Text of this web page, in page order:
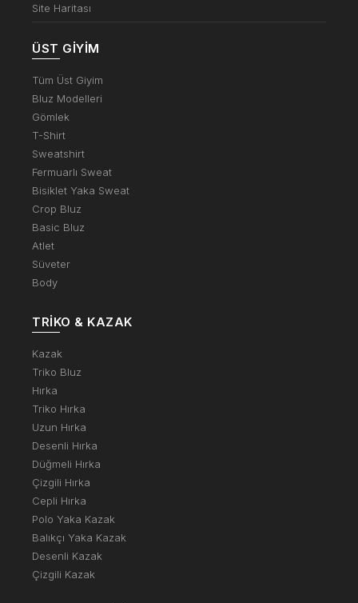
Site Haritası
ÜST GIYIM
Tüm Üst Giyim
Bluz Modelleri
Gömlek
T-Shirt
Sweatshirt
Fermuarlı Sweat
Bisiklet Yaka Sweat
Crop Bluz
Basic Bluz
Atlet
Süveter
Body
TRIKO & KAZAK
Kazak
Triko Bluz
Hırka
Triko Hırka
Uzun Hırka
Desenli Hırka
Düğmeli Hırka
Çizgili Hırka
Cepli Hırka
Polo Yaka Kazak
Balıkçı Yaka Kazak
Desenli Kazak
Çizgili Kazak